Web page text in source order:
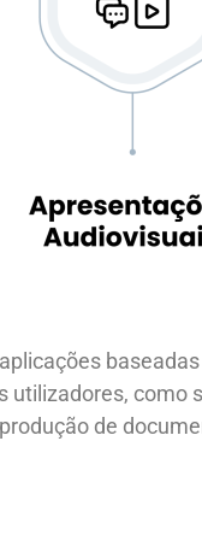
aplicações
utilizadores,
de